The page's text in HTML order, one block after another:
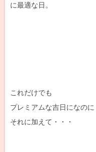
に最適な日。
これだけでも
プレミアムな吉日になのに
それに加えて・・・